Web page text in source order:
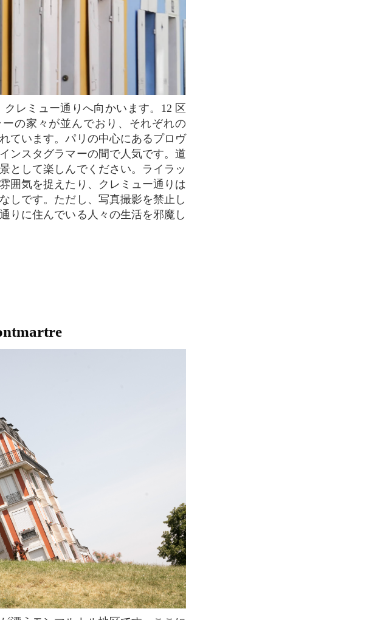
の家々が並んでおり、それぞれの
ています。パリの中心にあるプロヴ
ンスタグラマーの間で人気です。道
として楽しんでください。ライラッ
囲気を捉えたり、クレミュー通りは
しです。ただし、写真撮影を禁止し
りに住んでいる人々の生活を邪魔し